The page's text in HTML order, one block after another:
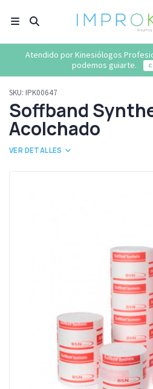
Atendido por Kinesiólogos
podemos guiarte.
SKU: IPK00647
Soffband
Acolchado
VER DETALLES